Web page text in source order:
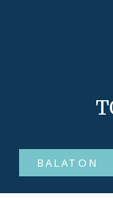
BALATON